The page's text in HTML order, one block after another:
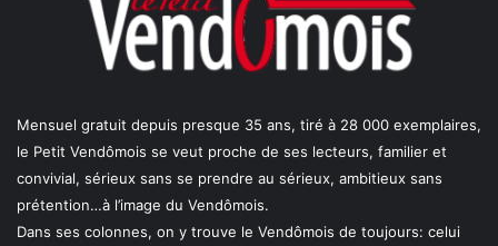
Mensuel gratuit depuis presque 35 ans, tiré à 28 000 exemplaires,
le Petit Vendômois se veut proche de ses lecteurs, familier et
convivial, sérieux sans se prendre au sérieux, ambitieux sans
prétention…à l’image du Vendômois.
Dans ses colonnes, on y trouve le Vendômois de toujours: celui